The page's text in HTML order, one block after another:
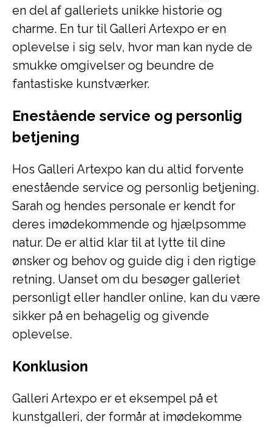
en del af galleriets unikke historie og
charme. En tur til Galleri Artexpo er en
oplevelse i sig selv, hvor man kan nyde de
smukke omgivelser og beundre de
fantastiske kunstværker.
Enestående service og personlig
betjening
Hos Galleri Artexpo kan du altid forvente
enestående service og personlig betjening.
Sarah og hendes personale er kendt for
deres imødekommende og hjælpsomme
natur. De er altid klar til at lytte til dine
ønsker og behov og guide dig i den rigtige
retning. Uanset om du besøger galleriet
personligt eller handler online, kan du være
sikker på en behagelig og givende
oplevelse.
Konklusion
Galleri Artexpo er et eksempel på et
kunstgalleri, der formår at imødekomme